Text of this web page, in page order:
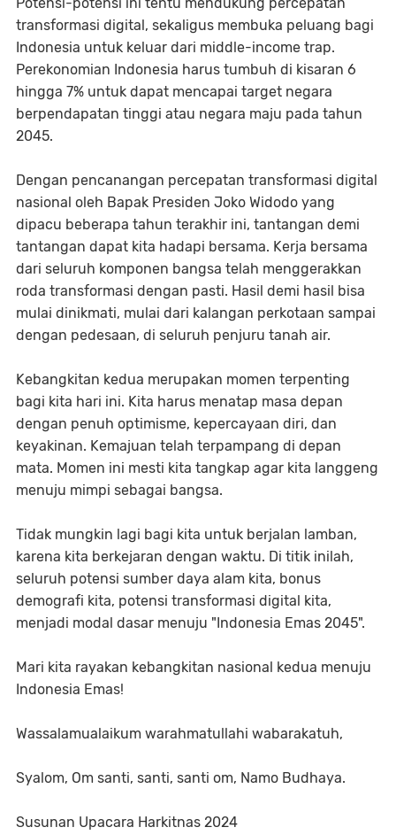
transformasi digital, sekaligus membuka peluang bagi
Indonesia untuk keluar dari middle-income trap.
Perekonomian Indonesia harus tumbuh di kisaran 6
hingga 7% untuk dapat mencapai target negara
berpendapatan tinggi atau negara maju pada tahun
2045.
Dengan pencanangan percepatan transformasi digital
nasional oleh Bapak Presiden Joko Widodo yang
dipacu beberapa tahun terakhir ini, tantangan demi
tantangan dapat kita hadapi bersama. Kerja bersama
dari seluruh komponen bangsa telah menggerakkan
roda transformasi dengan pasti. Hasil demi hasil bisa
mulai dinikmati, mulai dari kalangan perkotaan sampai
dengan pedesaan, di seluruh penjuru tanah air.
Kebangkitan kedua merupakan momen terpenting
bagi kita hari ini. Kita harus menatap masa depan
dengan penuh optimisme, kepercayaan diri, dan
keyakinan. Kemajuan telah terpampang di depan
mata. Momen ini mesti kita tangkap agar kita langgeng
menuju mimpi sebagai bangsa.
Tidak mungkin lagi bagi kita untuk berjalan lamban,
karena kita berkejaran dengan waktu. Di titik inilah,
seluruh potensi sumber daya alam kita, bonus
demografi kita, potensi transformasi digital kita,
menjadi modal dasar menuju "Indonesia Emas 2045".
Mari kita rayakan kebangkitan nasional kedua menuju
Indonesia Emas!
Wassalamualaikum warahmatullahi wabarakatuh,
Syalom, Om santi, santi, santi om, Namo Budhaya.
Susunan Upacara Harkitnas 2024